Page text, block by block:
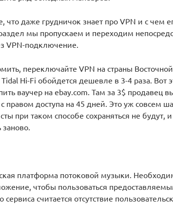
что даже грудничок знает про VPN и с чем
мы пропускаем и переходим
VPN-подключение.
переключайте VPN на страны
Tidal Hi-Fi обойдется дешевле в 3-4 раза. Вот
ваучер на ebay.com. Там за 3$ продавец
правом доступа на 45 дней. Это уж совсем
при таком способе сохраняться не будут,
платформа потоковой музыки.
чтобы пользоваться
сервиса считается отсутствие